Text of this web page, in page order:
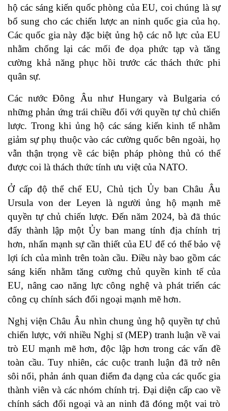
hộ các sáng kiến ​​quốc phòng của EU, coi chúng là sự
bổ sung cho các chiến lược an ninh quốc gia của họ.
Các quốc gia này đặc biệt ủng hộ các nỗ lực của EU
nhằm chống lại các mối đe dọa phức tạp và tăng
cường khả năng phục hồi trước các thách thức phi
quân sự.
Các nước Đông Âu như Hungary và Bulgaria có
những phản ứng trái chiều đối với quyền tự chủ chiến
lược. Trong khi ủng hộ các sáng kiến ​​kinh tế nhằm
giảm sự phụ thuộc vào các cường quốc bên ngoài, họ
vẫn thận trọng về các biện pháp phòng thủ có thể
được coi là thách thức tính ưu việt của NATO.
Ở cấp độ thể chế EU, Chủ tịch Ủy ban Châu Âu
Ursula von der Leyen là người ủng hộ mạnh mẽ
quyền tự chủ chiến lược. Đến năm 2024, bà đã thúc
đẩy thành lập một Ủy ban mang tính địa chính trị
hơn, nhấn mạnh sự cần thiết của EU để có thể bảo vệ
lợi ích của mình trên toàn cầu. Điều này bao gồm các
sáng kiến ​​nhằm tăng cường chủ quyền kinh tế của
EU, nâng cao năng lực công nghệ và phát triển các
công cụ chính sách đối ngoại mạnh mẽ hơn.
Nghị viện Châu Âu nhìn chung ủng hộ quyền tự chủ
chiến lược, với nhiều Nghị sĩ (MEP) tranh luận về vai
trò EU mạnh mẽ hơn, độc lập hơn trong các vấn đề
toàn cầu. Tuy nhiên, các cuộc tranh luận đã trở nên
sôi nổi, phản ánh quan điểm đa dạng của các quốc gia
thành viên và các nhóm chính trị. Đại diện cấp cao về
chính sách đối ngoại và an ninh đã đóng một vai trò